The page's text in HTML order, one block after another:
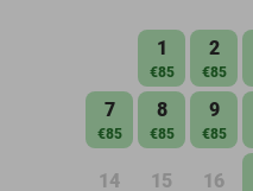
1
€85
2
€85
7
€85
8
€85
9
€85
14 15 16